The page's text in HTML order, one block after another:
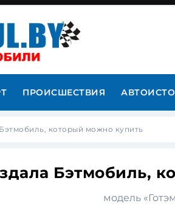
ПРОИСШЕСТВИЯ
который можно купить
Бэтмобиль,